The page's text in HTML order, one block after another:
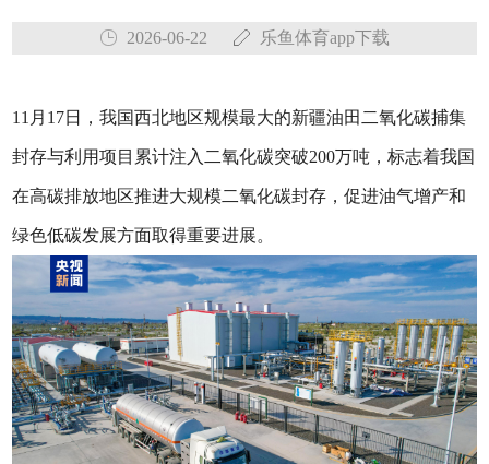
2026-06-22 乐鱼体育app下载
11月17日，我国西北地区规模最大的新疆油田二氧化碳捕集
封存与利用项目累计注入二氧化碳突破200万吨，标志着我国
在高碳排放地区推进大规模二氧化碳封存，促进油气增产和
绿色低碳发展方面取得重要进展。